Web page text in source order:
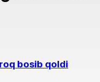
bosib qoldi